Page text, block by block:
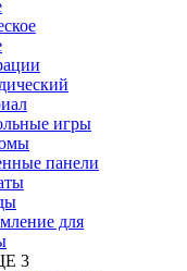
игры
панели
для
3